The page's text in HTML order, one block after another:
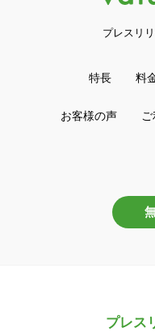
プレスリ
特長 料
お客様の声
プレス